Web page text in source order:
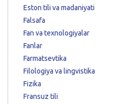
Eston tili va madaniyati
Falsafa
Fan va texnologiyalar
Fanlar
Farmatsevtika
Filologiya va lingvistika
Fizika
Fransuz tili